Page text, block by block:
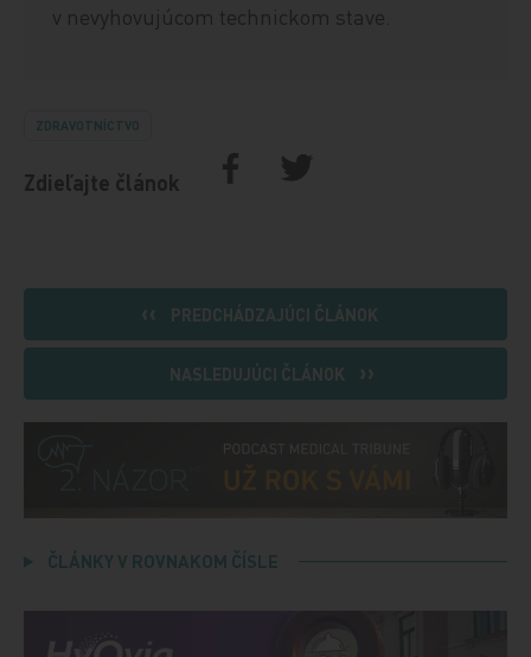
v nevyhovujúcom technickom stave.
ZDRAVOTNÍCTVO
Zdieľajte článok
PREDCHÁDZAJÚCI ČLÁNOK
NASLEDUJÚCI ČLÁNOK
ČLÁNKY V ROVNAKOM ČÍSLE